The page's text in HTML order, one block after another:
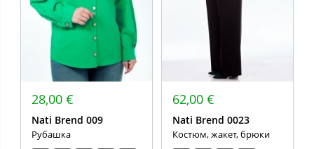
28,00 €
Nati Brend 009
Рубашка
62,00 €
Nati Brend 0023
Костюм, жакет, брюки